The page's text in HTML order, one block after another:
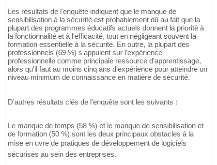
Les résultats de l'enquête indiquent que le manque de
sensibilisation à la sécurité est probablement dû au fait que la
plupart des programmes éducatifs actuels donnent la priorité à
la fonctionnalité et à l'efficacité, tout en négligeant souvent la
formation essentielle à la sécurité. En outre, la plupart des
professionnels (69 %) s'appuient sur l'expérience
professionnelle comme principale ressource d'apprentissage,
alors qu'il faut au moins cinq ans d'expérience pour atteindre un
niveau minimum de connaissance en matière de sécurité.
D'autres résultats clés de l'enquête sont les suivants :
Le manque de temps (58 %) et le manque de sensibilisation et
de formation (50 %) sont les deux principaux obstacles à la
mise en uvre de pratiques de développement de logiciels
sécurisés au sein des entreprises.